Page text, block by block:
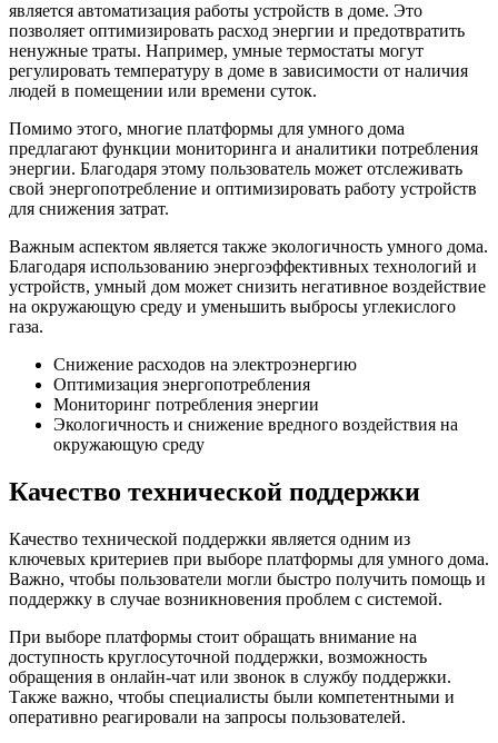
является автоматизация работы устройств в доме. Это
позволяет оптимизировать расход энергии и предотвратить
ненужные траты. Например, умные термостаты могут
регулировать температуру в доме в зависимости от наличия
людей в помещении или времени суток.
Помимо этого, многие платформы для умного дома
предлагают функции мониторинга и аналитики потребления
энергии. Благодаря этому пользователь может отслеживать
свой энергопотребление и оптимизировать работу устройств
для снижения затрат.
Важным аспектом является также экологичность умного дома.
Благодаря использованию энергоэффективных технологий и
устройств, умный дом может снизить негативное воздействие
на окружающую среду и уменьшить выбросы углекислого
газа.
Снижение расходов на электроэнергию
Оптимизация энергопотребления
Мониторинг потребления энергии
Экологичность и снижение вредного воздействия на
окружающую среду
Качество технической поддержки
Качество технической поддержки является одним из
ключевых критериев при выборе платформы для умного дома.
Важно, чтобы пользователи могли быстро получить помощь и
поддержку в случае возникновения проблем с системой.
При выборе платформы стоит обращать внимание на
доступность круглосуточной поддержки, возможность
обращения в онлайн-чат или звонок в службу поддержки.
Также важно, чтобы специалисты были компетентными и
оперативно реагировали на запросы пользователей.